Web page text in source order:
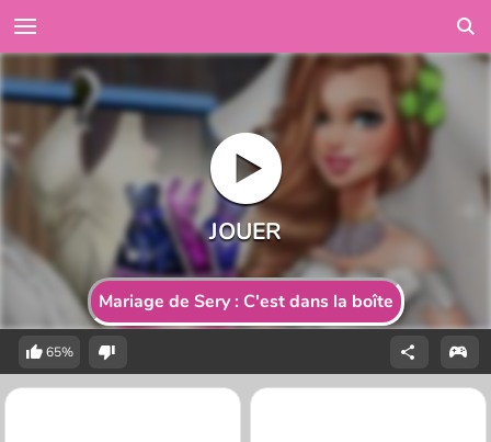
Mariage de Sery : C'est dans la boîte
65%